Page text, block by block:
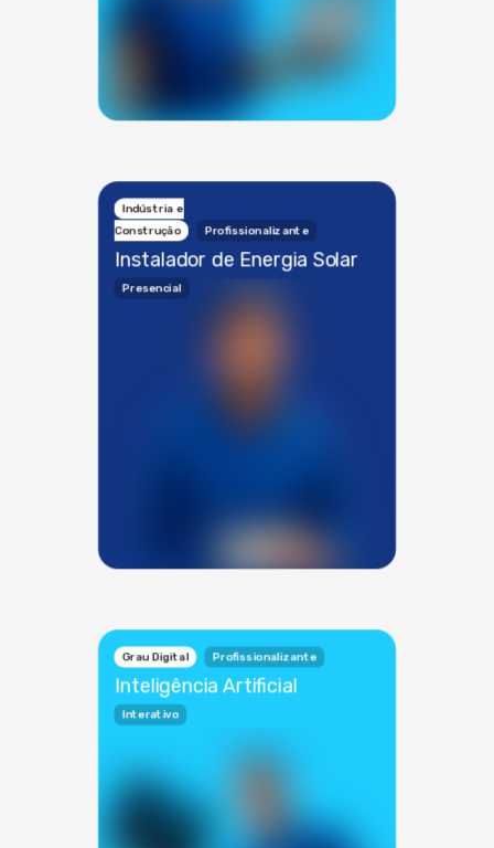
Indústria e
Construção
Profissionalizante
Instalador de Energia Solar
Presencial
Grau Digital Profissionalizante
Inteligência Artificial
Interativo